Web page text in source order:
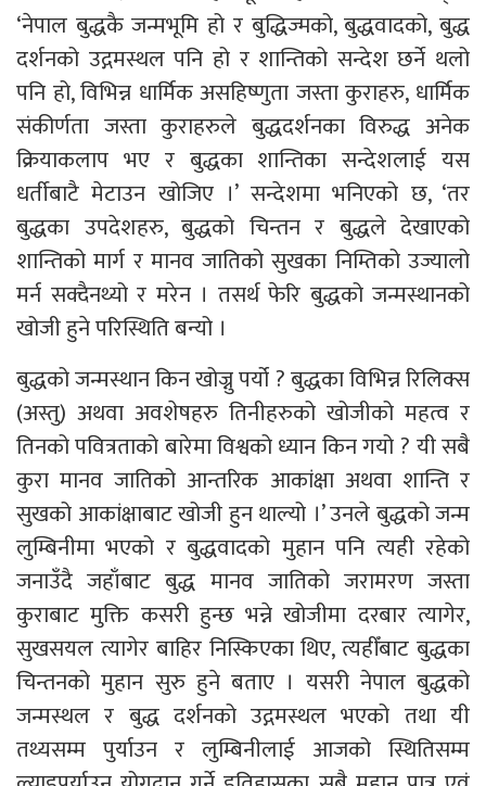
‘नेपाल बुद्धकै जन्मभूमि हो र बुद्धिज्मको, बुद्धवादको, बुद्ध
दर्शनको उद्गमस्थल पनि हो र शान्तिको सन्देश छर्ने थलो
पनि हो, विभिन्न धार्मिक असहिष्णुता जस्ता कुराहरु, धार्मिक
संकीर्णता जस्ता कुराहरुले बुद्धदर्शनका विरुद्ध अनेक
क्रियाकलाप भए र बुद्धका शान्तिका सन्देशलाई यस
धर्तीबाटै मेटाउन खोजिए ।’ सन्देशमा भनिएको छ, ‘तर
बुद्धका उपदेशहरु, बुद्धको चिन्तन र बुद्धले देखाएको
शान्तिको मार्ग र मानव जातिको सुखका निम्तिको उज्यालो
मर्न सक्दैनथ्यो र मरेन । तसर्थ फेरि बुद्धको जन्मस्थानको
खोजी हुने परिस्थिति बन्यो ।
बुद्धको जन्मस्थान किन खोज्नु पर्यो ? बुद्धका विभिन्न रिलिक्स
(अस्तु) अथवा अवशेषहरु तिनीहरुको खोजीको महत्व र
तिनको पवित्रताको बारेमा विश्वको ध्यान किन गयो ? यी सबै
कुरा मानव जातिको आन्तरिक आकांक्षा अथवा शान्ति र
सुखको आकांक्षाबाट खोजी हुन थाल्यो ।’ उनले बुद्धको जन्म
लुम्बिनीमा भएको र बुद्धवादको मुहान पनि त्यही रहेको
जनाउँदै जहाँबाट बुद्ध मानव जातिको जरामरण जस्ता
कुराबाट मुक्ति कसरी हुन्छ भन्ने खोजीमा दरबार त्यागेर,
सुखसयल त्यागेर बाहिर निस्किएका थिए, त्यहीँबाट बुद्धका
चिन्तनको मुहान सुरु हुने बताए । यसरी नेपाल बुद्धको
जन्मस्थल र बुद्ध दर्शनको उद्गमस्थल भएको तथा यी
तथ्यसम्म पुर्याउन र लुम्बिनीलाई आजको स्थितिसम्म